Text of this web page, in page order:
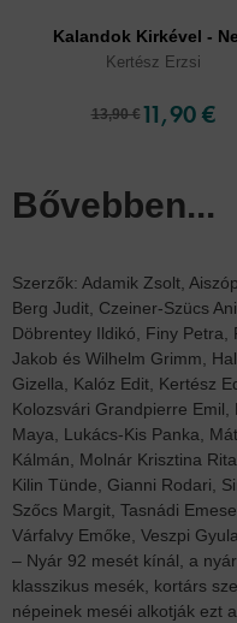
Kalandok Kirkével -
Kertész Erzsi
13,90 € 11,90 €
Bővebben...
Szerzők: Adamik Zsolt,
Berg Judit, Czeiner-Szücs
Döbrentey Ildikó, Finy Petra,
Jakob és Wilhelm Grimm,
Gizella, Kalóz Edit, Kertész
Kolozsvári Grandpierre
Maya, Lukács-Kis Panka,
Kálmán, Molnár Krisztina
Kilin Tünde, Gianni Rodari,
Szőcs Margit, Tasnádi
Várfalvy Emőke, Veszpi
– Nyár 92 mesét kínál, a
klasszikus mesék, kortárs
népeinek meséi alkotják ezt